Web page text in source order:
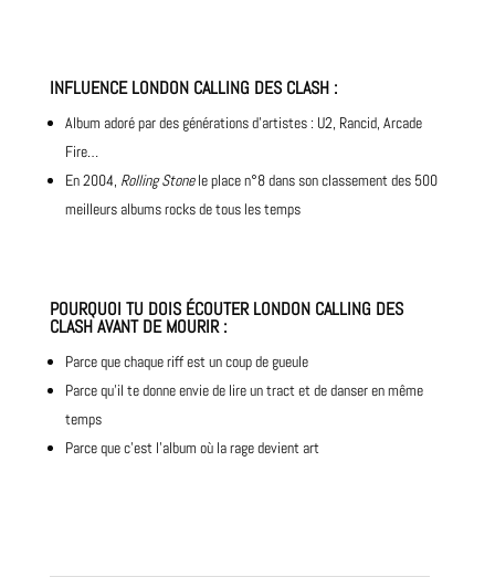
INFLUENCELONDON CALLING DES CLASH :
Album adoré par des générations d’artistes : U2, Rancid, Arcade
Fire…
En 2004, Rolling Stonele place n°8 dans son classement des 500
meilleurs albums rocks de tous les temps
POURQUOI TU DOIS ÉCOUTERLONDON CALLING DES
CLASHAVANT DE MOURIR:
Parce que chaque riff est un coup de gueule
Parce qu’il te donne envie de lire un tract et de danser en même
temps
Parce que c’est l’album où la rage devient art